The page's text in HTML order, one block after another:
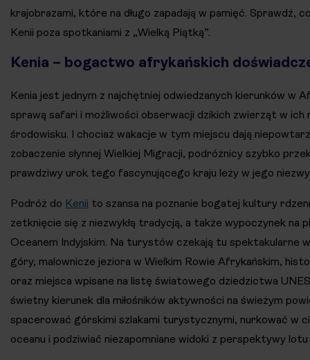
krajobrazami, które na długo zapadają w pamięć. Sprawdź,
Kenii poza spotkaniami z „Wielką Piątką”.
Kenia – bogactwo afrykańskich
Kenia jest jednym z najchętniej odwiedzanych kierunków w
sprawą safari i możliwości obserwacji dzikich zwierząt w ich
środowisku. I chociaż wakacje w tym miejscu dają
zobaczenie słynnej Wielkiej Migracji, podróżnicy szybko
prawdziwy urok tego fascynującego kraju leży w jego
Podróż do Kenii to szansa na poznanie bogatej kultury
zetknięcie się z niezwykłą tradycją, a także wypoczynek na
Oceanem Indyjskim. Na turystów czekają tu spektakularne
góry, malownicze jeziora w Wielkim Rowie Afrykańskim,
oraz miejsca wpisane na listę światowego dziedzictwa
świetny kierunek dla miłośników aktywności na świeżym
spacerować górskimi szlakami turystycznymi, nurkować w
oceanu i podziwiać niezapomniane widoki z perspektywy lotu